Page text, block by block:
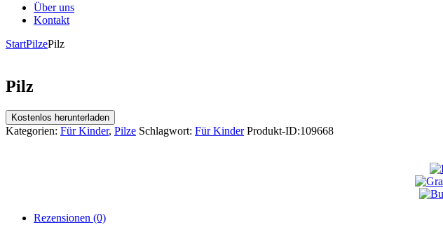
Über uns
Kontakt
StartPilzePilz
Pilz
Kostenlos herunterladen
Kategorien: Für Kinder, Pilze Schlagwort: Für Kinder Produkt-ID:109668
Rezensionen (0)